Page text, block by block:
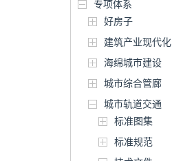
专项体系
好房子
建筑产业现代化
海绵城市建设
城市综合管廊
城市轨道交通
标准图集
标准规范